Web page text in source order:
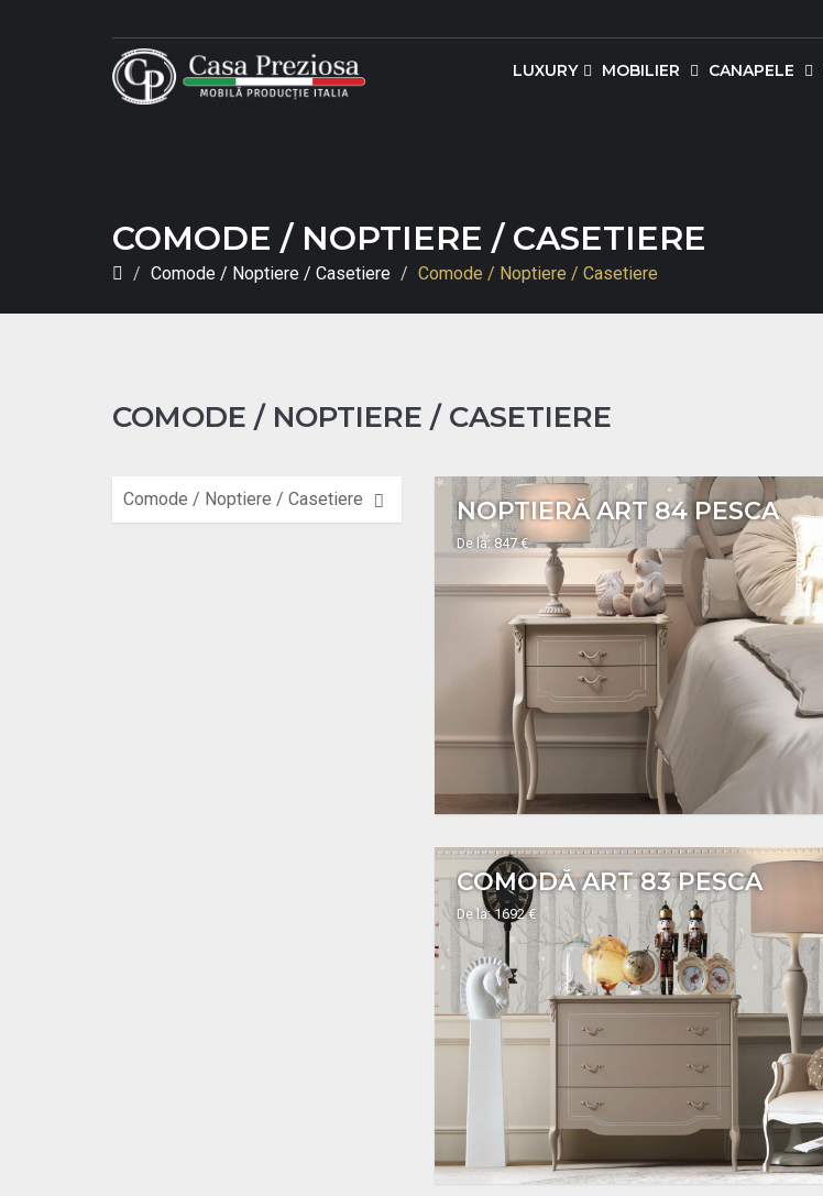
LUXURY MOBILIER CANAPELE
COMODE / NOPTIERE / CASETIERE
Comode / Noptiere / Casetiere Comode / Noptiere / Casetiere
COMODE / NOPTIERE / CASETIERE
Comode / Noptiere / Casetiere NOPTIERĂ ART 84 PESCA
De la: 847 €
COMODĂ ART 83 PESCA
De la: 1692 €